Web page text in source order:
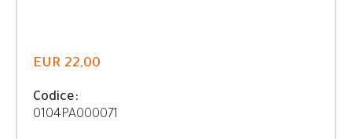
EUR 22,00
Codice:
0104PA000071